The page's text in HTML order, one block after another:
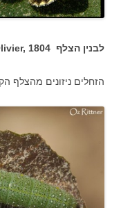
לבנין הצלף 1804
הזחלים ניזונים מהצלף